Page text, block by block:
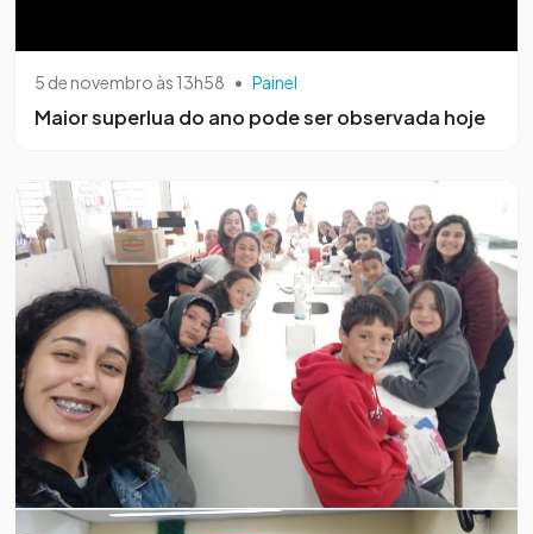
5 de novembro às 13h58 • Painel
Maior superlua do ano pode ser observada hoje